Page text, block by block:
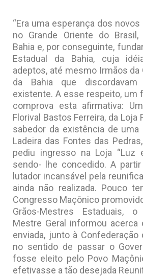
“Era uma esperança dos
no Grande Oriente do Brasil,
Bahia e, por conseguinte,
Estadual da Bahia, cuja
adeptos, até mesmo Irmãos da
da Bahia que discordavam
existente. A esse respeito, um
comprova esta afirmativa:
Florival Bastos Ferreira, da Loja
sabedor da existência de uma
Ladeira das Fontes das
pediu ingresso na Loja “Luz
sendo- lhe concedido. A
lutador incansável pela
ainda não realizada. Pouco
Congresso Maçônico
Grãos-Mestres Estaduais, o
Mestre Geral informou acerca
enviada, junto à Confederação
no sentido de passar o
fosse eleito pelo Povo
efetivasse a tão desejada